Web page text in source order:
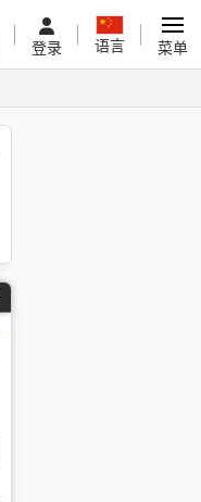
登录 语言 菜单